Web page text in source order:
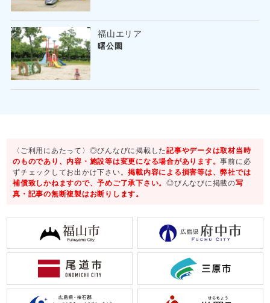
福山エリア
曙公園
〈ご利用にあたって〉◎びんなびに掲載した記事やデータは取材当時
のものであり、内容・施設等は変更になる場合があります。事前に必
ずチェックしてお出かけ下さい。掲載内容による損害等は、弊社では
補償致しかねますので、予めご了承下さい。◎びんなびに掲載の写
真・記事の無断複製はお断りします。